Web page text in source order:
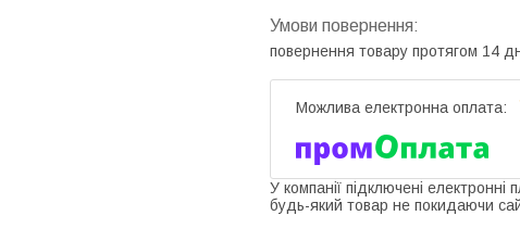
повернення товару протягом 14
У компанії підключені
будь-який товар не покидаючи